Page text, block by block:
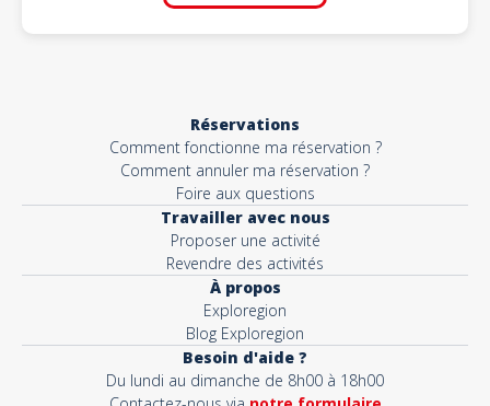
Réservations
Comment fonctionne ma réservation ?
Comment annuler ma réservation ?
Foire aux questions
Travailler avec nous
Proposer une activité
Revendre des activités
À propos
Exploregion
Blog Exploregion
Besoin d'aide ?
Du lundi au dimanche de 8h00 à 18h00